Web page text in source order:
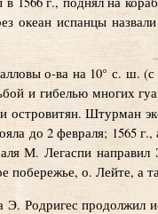
океан испанцы
о-ва на 10° с. ш.
и гибелью многих
островитян. Штурман
до 2 февраля; 1565
М. Легаспи направил
побережье, о. Лейте, а
Родригес продолжил